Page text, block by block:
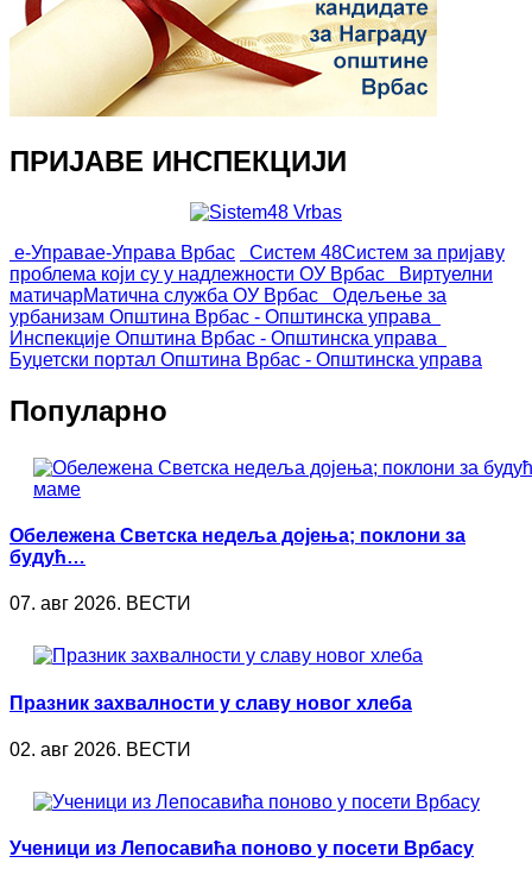
ПРИЈАВЕ ИНСПЕКЦИЈИ
е-Управае-Управа Врбас Систем 48Систем за пријаву
проблема који су у надлежности ОУ Врбас
Виртуелни
матичарМатична служба ОУ Врбас
Одељење за
урбанизам Општина Врбас - Општинска управа
Инспекције Општина Врбас - Општинска управа
Буџетски портал Општина Врбас - Општинска управа
Популарно
Обележена Светска недеља дојења; поклони за
будућ…
07. авг 2026. ВЕСТИ
Празник захвалности у славу новог хлеба
02. авг 2026. ВЕСТИ
Ученици из Лепосавића поново у посети Врбасу